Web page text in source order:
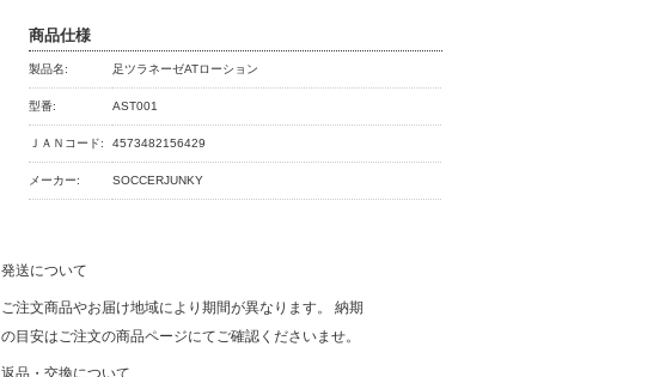
商品仕様
製品名: 足ツラネーゼATローション
型番: AST001
ＪＡＮコード: 4573482156429
メーカー: SOCCERJUNKY
発送について
ご注文商品やお届け地域により期間が異なります。 納期
の目安はご注文の商品ページにてご確認くださいませ。
返品・交換について